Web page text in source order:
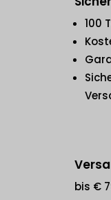
100
bis €